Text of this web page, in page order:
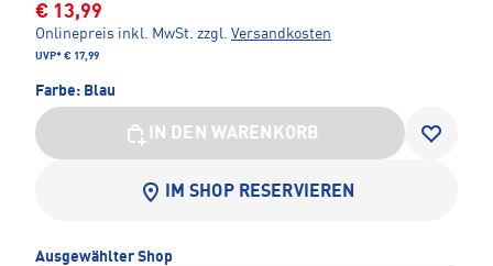
€ 13,99
Onlinepreis inkl. MwSt. zzgl. Versandkosten
UVP* € 17,99
Farbe: Blau
IN DEN WARENKORB
IM SHOP RESERVIEREN
Ausgewählter Shop